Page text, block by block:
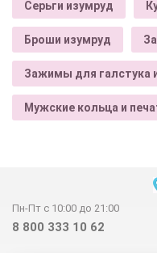
Серьги изумруд
Броши изумруд
Зажимы для галстука
Мужские кольца и
Пн-Пт с 10:00 до 21:00
8 800 333 10 62